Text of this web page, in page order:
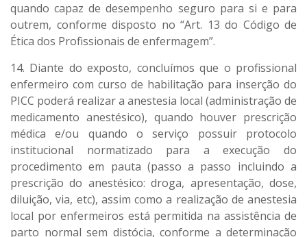
quando capaz de desempenho seguro para si e para
outrem, conforme disposto no “Art. 13 do Código de
Ética dos Profissionais de enfermagem”.
14. Diante do exposto, concluímos que o profissional
enfermeiro com curso de habilitação para inserção do
PICC poderá realizar a anestesia local (administração de
medicamento anestésico), quando houver prescrição
médica e/ou quando o serviço possuir protocolo
institucional normatizado para a execução do
procedimento em pauta (passo a passo incluindo a
prescrição do anestésico: droga, apresentação, dose,
diluição, via, etc), assim como a realização de anestesia
local por enfermeiros está permitida na assistência de
parto normal sem distócia, conforme a determinação